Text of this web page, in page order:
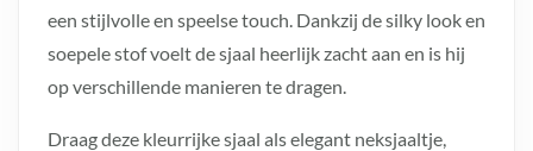
een stijlvolle en speelse touch. Dankzij de silky look en
soepele stof voelt de sjaal heerlijk zacht aan en is hij
op verschillende manieren te dragen.
Draag deze kleurrijke sjaal als elegant neksjaaltje,